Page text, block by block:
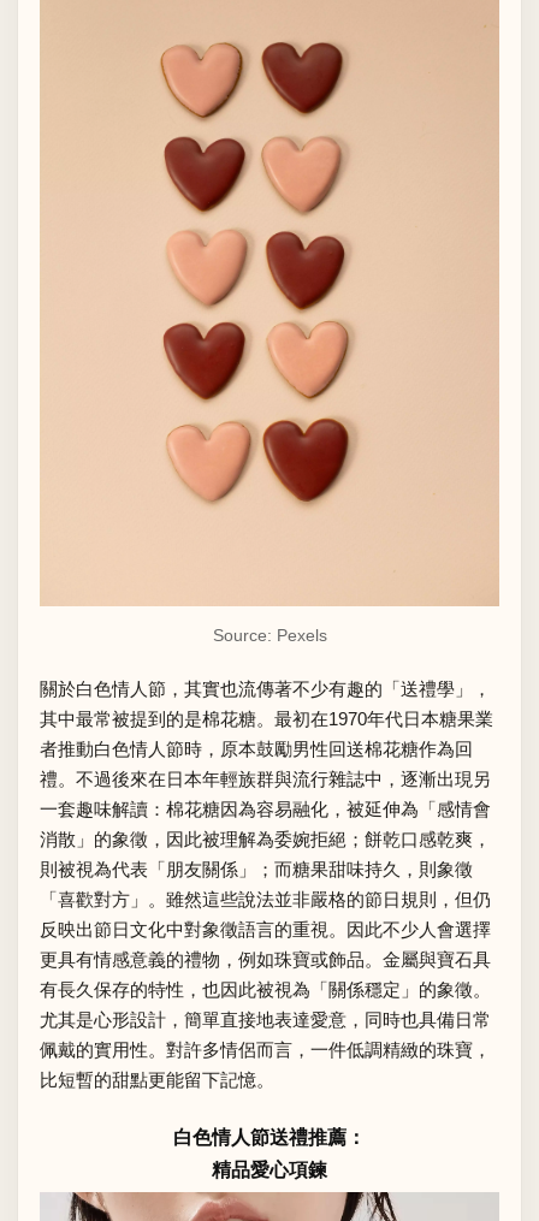
Source: Pexels
關於白色情人節，其實也流傳著不少有趣的「送禮學」，
其中最常被提到的是棉花糖。最初在1970年代日本糖果業
者推動白色情人節時，原本鼓勵男性回送棉花糖作為回
禮。不過後來在日本年輕族群與流行雜誌中，逐漸出現另
一套趣味解讀：棉花糖因為容易融化，被延伸為「感情會
消散」的象徵，因此被理解為委婉拒絕；餅乾口感乾爽，
則被視為代表「朋友關係」；而糖果甜味持久，則象徵
「喜歡對方」。雖然這些說法並非嚴格的節日規則，但仍
反映出節日文化中對象徵語言的重視。因此不少人會選擇
更具有情感意義的禮物，例如珠寶或飾品。金屬與寶石具
有長久保存的特性，也因此被視為「關係穩定」的象徵。
尤其是心形設計，簡單直接地表達愛意，同時也具備日常
佩戴的實用性。對許多情侶而言，一件低調精緻的珠寶，
比短暫的甜點更能留下記憶。
白色情人節送禮推薦：
精品愛心項鍊